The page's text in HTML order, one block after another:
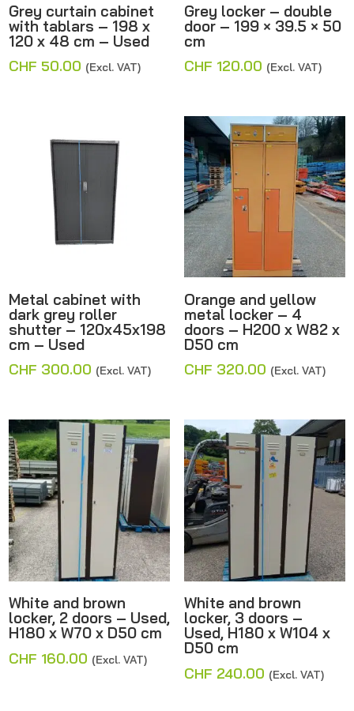
Grey curtain cabinet
with tablars – 198 x
120 x 48 cm – Used
CHF 50.00 (Excl. VAT)
Grey locker – double
door – 199 × 39.5 × 50
cm
CHF 120.00 (Excl. VAT)
Metal cabinet with
dark grey roller
shutter – 120x45x198
cm – Used
CHF 300.00 (Excl. VAT)
Orange and yellow
metal locker – 4
doors – H200 x W82 x
D50 cm
CHF 320.00 (Excl. VAT)
White and brown
locker, 2 doors – Used,
H180 x W70 x D50 cm
CHF 160.00 (Excl. VAT)
White and brown
locker, 3 doors –
Used, H180 x W104 x
D50 cm
CHF 240.00 (Excl. VAT)